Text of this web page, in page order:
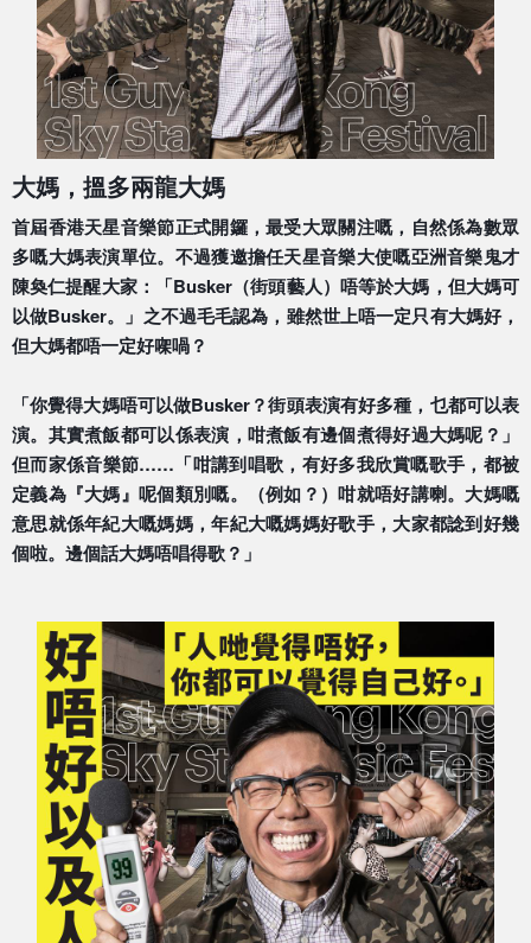
大媽，搵多兩龍大媽
首屆香港天星音樂節正式開鑼，最受大眾關注嘅，自然係為數眾
多嘅大媽表演單位。不過獲邀擔任天星音樂大使嘅亞洲音樂鬼才
陳奐仁提醒大家：「Busker（街頭藝人）唔等於大媽，但大媽可
以做Busker。」之不過毛毛認為 ，雖然世上唔一定只有大媽好，
但大媽都唔一定好㗎喎？
「你覺得大媽唔可以做Busker？街頭表演有好多種， 乜都可以表
演。其實煮飯都可以係表演，咁煮飯有邊個煮得好過大媽呢？」
但而家係音樂節……「咁講到唱歌，有好多我欣賞嘅歌手，都被
定義為『大媽』呢個類別嘅。（例如？ ）咁就唔好講喇。大媽嘅
意思就係年紀大嘅媽媽，年紀大嘅媽媽好歌手，大家都諗到好幾
個啦。邊個話大媽唔唱得歌？」